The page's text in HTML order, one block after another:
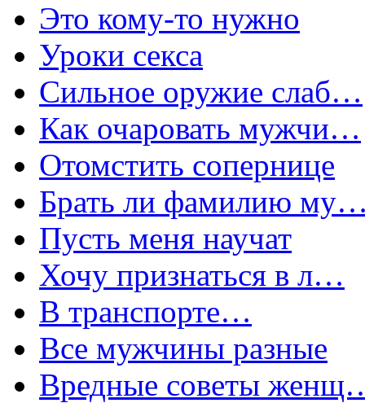
Это кому-то нужно
Уроки секса
Сильное оружие слаб…
Как очаровать мужчи…
Отомстить сопернице
Брать ли фамилию
Пусть меня научат
Хочу признаться в л…
В транспорте…
Все мужчины разные
Вредные советы